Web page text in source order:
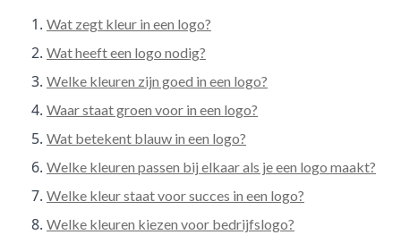
Wat zegt kleur in een logo?
Wat heeft een logo nodig?
Welke kleuren zijn goed in een logo?
Waar staat groen voor in een logo?
Wat betekent blauw in een logo?
Welke kleuren passen bij elkaar als je een logo maakt?
Welke kleur staat voor succes in een logo?
Welke kleuren kiezen voor bedrijfslogo?